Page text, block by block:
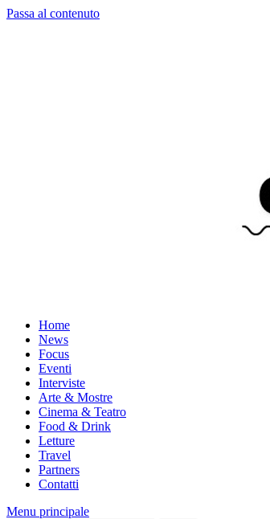
Passa al contenuto
Home
News
Focus
Eventi
Interviste
Arte & Mostre
Cinema & Teatro
Food & Drink
Letture
Travel
Partners
Contatti
Menu principale